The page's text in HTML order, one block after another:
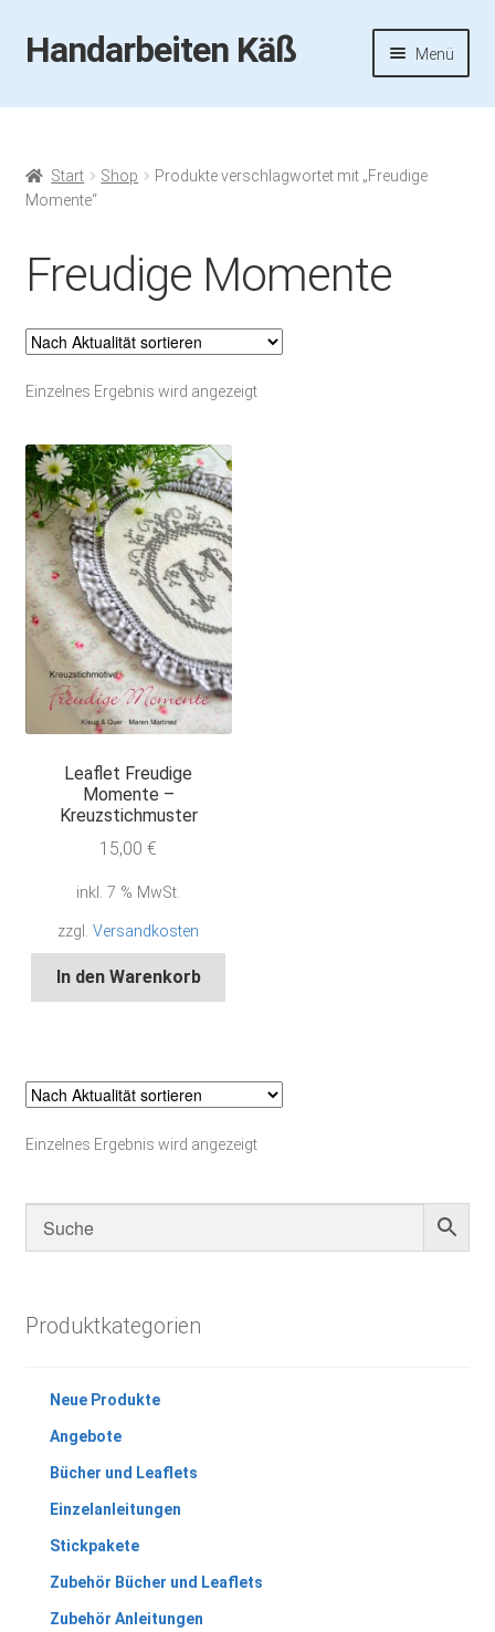
Zur
Navigation
Zum
Inhalt
Handarbeiten Käß Menü
Startseite
Aktuelles
Termine
Handarbeiten-Käß-Shop
Kasse
Mein Konto
Start Shop
Produkte verschlagwortet mit „Freudige
Momente“
Freudige Momente
Einzelnes Ergebnis wird angezeigt
Leaflet Freudige
Momente –
Kreuzstichmuster
15,00€
inkl. 7 % MwSt.
zzgl.Versandkosten
In den Warenkorb
Einzelnes Ergebnis wird angezeigt
Produktkategorien
Neue Produkte
Angebote
Bücher und Leaflets
Einzelanleitungen
Stickpakete
Zubehör Bücher und Leaflets
Zubehör Anleitungen